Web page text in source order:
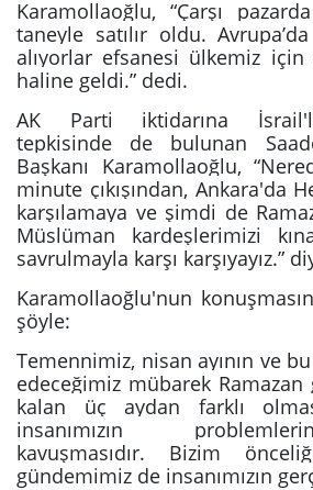
Karamollaoğlu, “Çarşı
taneyle satılır oldu.
alıyorlar efsanesi ülkemiz için
haline geldi.” dedi.
AK Parti iktidarına
tepkisinde de bulunan
Başkanı Karamollaoğlu,
minute çıkışından, Ankara'da
karşılamaya ve şimdi de
Müslüman kardeşlerimizi
savrulmayla karşı karşıyayız.”
Karamollaoğlu'nun
şöyle:
Temennimiz, nisan ayının ve
edeceğimiz mübarek
kalan üç aydan farklı
insanımızın
kavuşmasıdır. Bizim
gündemimiz de insanımızın